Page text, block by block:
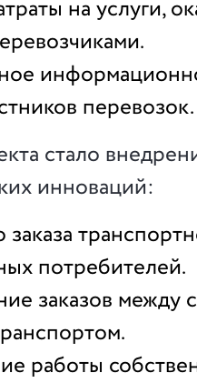
на услуги,
перевозок.
стало
инноваций:
потребителей.
заказов между
работы